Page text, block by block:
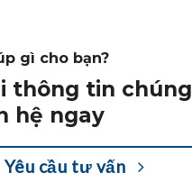
gì cho bạn?
thông tin
hệ ngay
Yêu cầu tư vấn